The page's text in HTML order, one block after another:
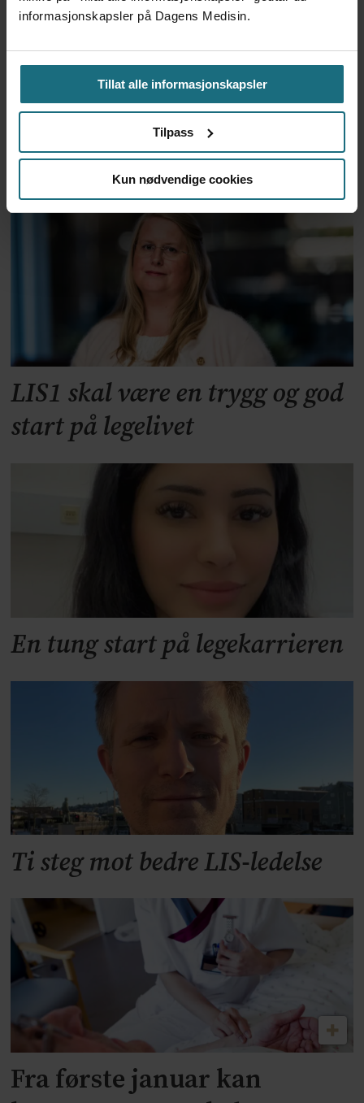
informasjonskapsler på Dagens Medisin.
Tillat alle informasjonskapsler
Tilpass
Kun nødvendige cookies
Nokut-evaluering anbefaler
nye opptakskrav for LIS1-
LIS1 skal være en trygg og god
start på legelivet
En tung start på legekarrieren
Ti steg mot bedre LIS-ledelse
Fra første januar kan